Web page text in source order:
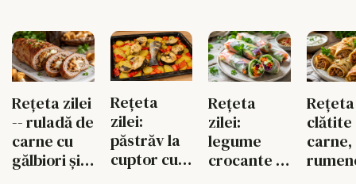
Rețeta zilei
-- ruladă de
carne cu
gălbiori și
Rețeta
zilei:
păstrăv la
cuptor cu
Rețeta
zilei:
legume
crocante în
clătite
carne,